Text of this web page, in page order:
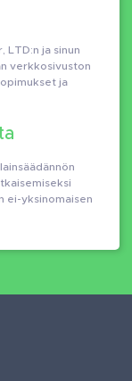
LTD:n ja sinun
verkkosivuston
ja
ei-yksinomaisen